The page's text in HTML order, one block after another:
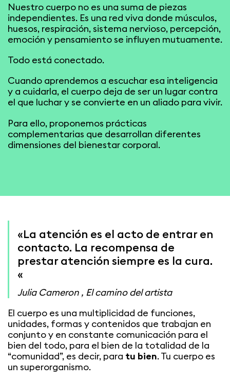
Nuestro cuerpo no es una suma de piezas
independientes. Es una red viva donde músculos,
huesos, respiración, sistema nervioso, percepción,
emoción y pensamiento se influyen mutuamente.
Todo está conectado.
Cuando aprendemos a escuchar esa inteligencia
y a cuidarla, el cuerpo deja de ser un lugar contra
el que luchar y se convierte en un aliado para vivir.
Para ello, proponemos prácticas
complementarias que desarrollan diferentes
dimensiones del bienestar corporal.
El cuerpo es una multiplicidad de funciones,
unidades, formas y contenidos que trabajan en
conjunto y en constante comunicación para el
bien del todo, para el bien de la totalidad de la
“comunidad”, es decir, para tu bien. Tu cuerpo es
un superorganismo.
«La atención es el acto de entrar en
contacto. La recompensa de
prestar atención siempre es la cura.
«
Julia Cameron , El camino del artista